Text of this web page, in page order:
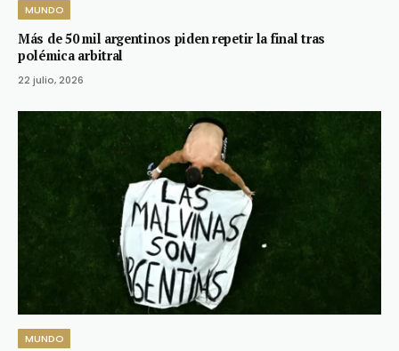
MUNDO
Más de 50 mil argentinos piden repetir la final tras
polémica arbitral
22 julio, 2026
MUNDO